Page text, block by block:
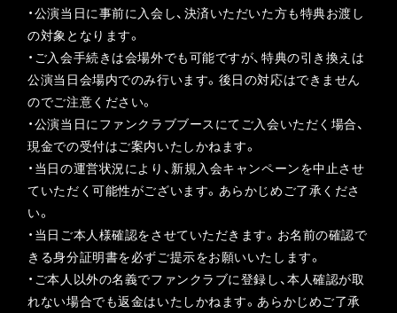
・公演当日に事前に入会し、決済いただいた方も特典お渡し
の対象となります。
・ご入会手続きは会場外でも可能ですが、特典の引き換えは
公演当日会場内でのみ行います。後日の対応はできません
のでご注意ください。
・公演当日にファンクラブブースにてご入会いただく場合、
現金での受付はご案内いたしかねます。
・当日の運営状況により、新規入会キャンペーンを中止させ
ていただく可能性がございます。あらかじめご了承くださ
い。
・当日ご本人様確認をさせていただきます。お名前の確認で
きる身分証明書を必ずご提示をお願いいたします。
・ご本人以外の名義でファンクラブに登録し、本人確認が取
れない場合でも返金はいたしかねます。あらかじめご了承